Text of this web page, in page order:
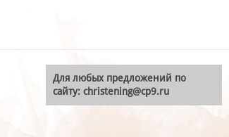
Для любых предложений по
сайту: christening@cp9.ru